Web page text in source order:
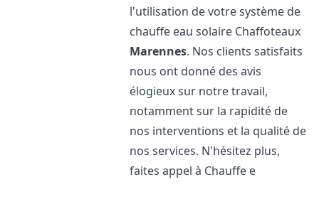
l'utilisation de votre système de
chauffe eau solaire Chaffoteaux
Marennes. Nos clients satisfaits
nous ont donné des avis
élogieux sur notre travail,
notamment sur la rapidité de
nos interventions et la qualité de
nos services. N'hésitez plus,
faites appel à Chauffe e